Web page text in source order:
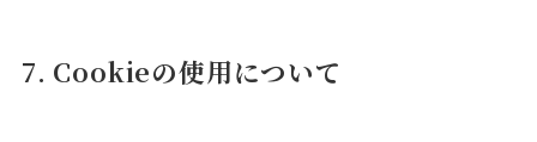
7. Cookieの使用について